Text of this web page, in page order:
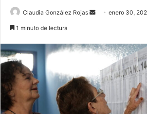
Claudia González Rojas
Sendenero 30,
1 minuto de lectura